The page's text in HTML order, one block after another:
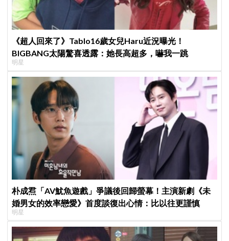
《超人回來了》Tablo16歲女兒Haru近況曝光！
BIGBANG太陽驚喜透露：她長高超多，嚇我一跳
明星
朴成焄「AV魷魚遊戲」爭議後回歸螢幕！主演新劇《未
婚男女的效率戀愛》首度談復出心情：比以往更謹慎
明星